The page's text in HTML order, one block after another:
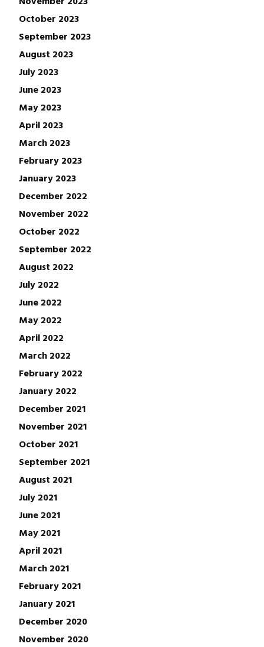
October 2023
September 2023
August 2023
July 2023
June 2023
May 2023
April 2023
March 2023
February 2023
January 2023
December 2022
November 2022
October 2022
September 2022
August 2022
July 2022
June 2022
May 2022
April 2022
March 2022
February 2022
January 2022
December 2021
November 2021
October 2021
September 2021
August 2021
July 2021
June 2021
May 2021
April 2021
March 2021
February 2021
January 2021
December 2020
November 2020